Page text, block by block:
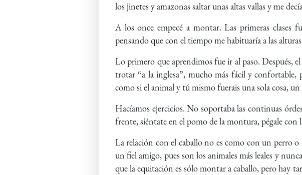
los jinetes y amazonas saltar unas altas vallas y me
A los once empecé a montar. Las primeras
pensando que con el tiempo me habituaría a las
Lo primero que aprendimos fue ir al paso. Después,
trotar “a la inglesa”, mucho más fácil y confortable,
como si el animal y tú mismo fuerais una sola cosa,
Hacíamos ejercicios. No soportaba las continuas
frente, siéntate en el pomo de la montura, pégale con
La relación con el caballo no es como con un perro
un fiel amigo, pues son los animales más leales y
que la equitación es sólo montar a caballo, pero hay